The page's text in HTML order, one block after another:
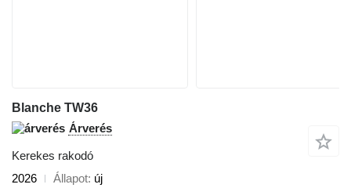
Blanche TW36
Árverés
Kerekes rakodó
2026
Állapot új